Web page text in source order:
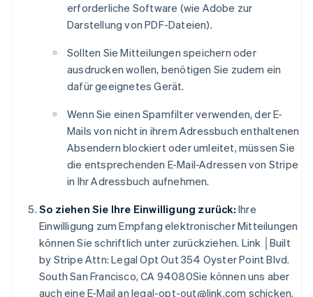
erforderliche Software (wie Adobe zur
Darstellung von PDF-Dateien).
Sollten Sie Mitteilungen speichern oder
ausdrucken wollen, benötigen Sie zudem ein
dafür geeignetes Gerät.
Wenn Sie einen Spamfilter verwenden, der E-
Mails von nicht in ihrem Adressbuch enthaltenen
Absendern blockiert oder umleitet, müssen Sie
die entsprechenden E-Mail-Adressen von Stripe
in Ihr Adressbuch aufnehmen.
So ziehen Sie Ihre Einwilligung zurück: Ihre
Einwilligung zum Empfang elektronischer Mitteilungen
können Sie schriftlich unter zurückziehen. Link │Built
by Stripe Attn: Legal Opt Out 354 Oyster Point Blvd.
South San Francisco, CA 94080Sie können uns aber
auch eine E-Mail an legal-opt-out@link.com schicken.
Australien
English
Belgien
Nederlands FrançaisDeutschEnglish
PortuguêsEnglish
Bulgarien
English
Dänemark
English
Deutschland
DeutschEnglish